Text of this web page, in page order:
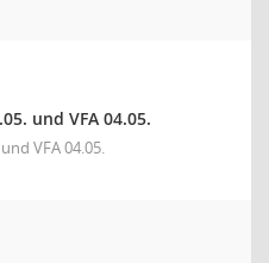
und VFA 04.05.
VFA 04.05.